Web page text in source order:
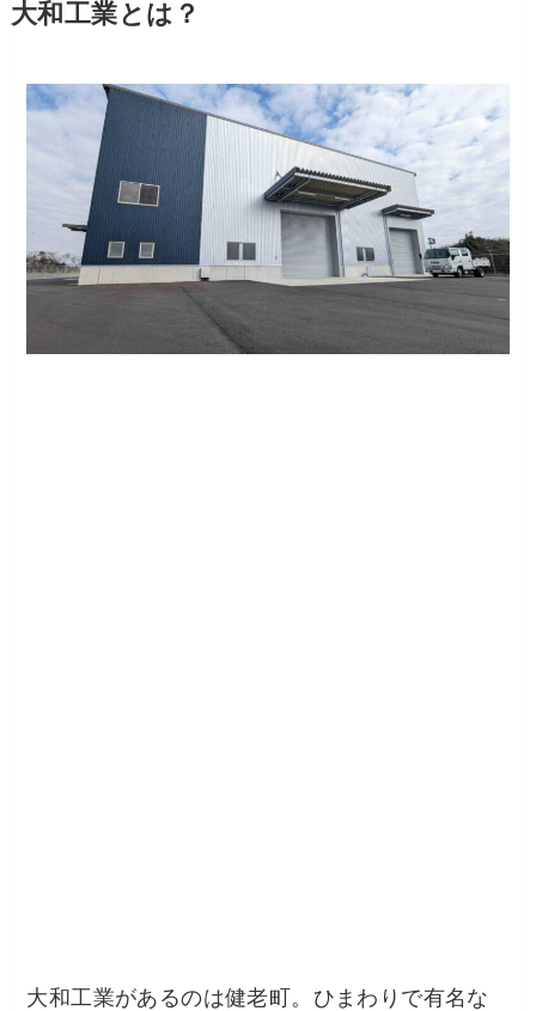
大和工業とは？
大和工業があるのは健老町。ひまわりで有名な